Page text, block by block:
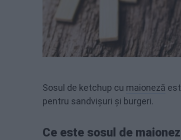
Sosul de ketchup cu maioneză
pentru sandvișuri și burgeri.
Ce este sosul de